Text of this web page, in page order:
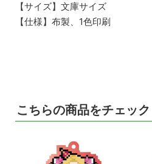
【サイズ】文庫サイズ
【仕様】布製、1色印刷
こちらの商品をチェッ